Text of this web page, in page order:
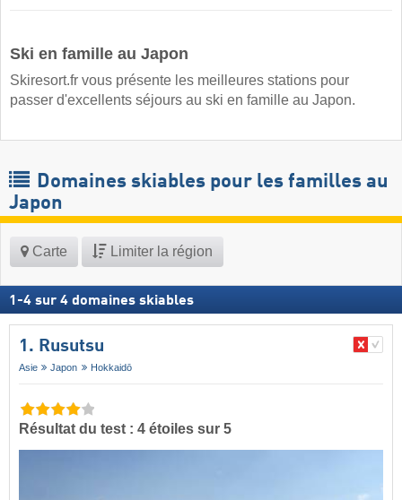
Ski en famille au Japon
Skiresort.fr vous présente les meilleures stations pour
passer d'excellents séjours au ski en famille au Japon.
Domaines skiables pour les familles au
Japon
Carte Limiter la région
1 -4 sur 4 domaines skiables
1. Rusutsu
Asie Japon Hokkaidō
Résultat du test : 4 étoiles sur 5